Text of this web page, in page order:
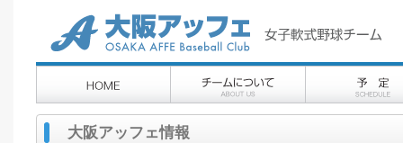
大阪アッフェ情報